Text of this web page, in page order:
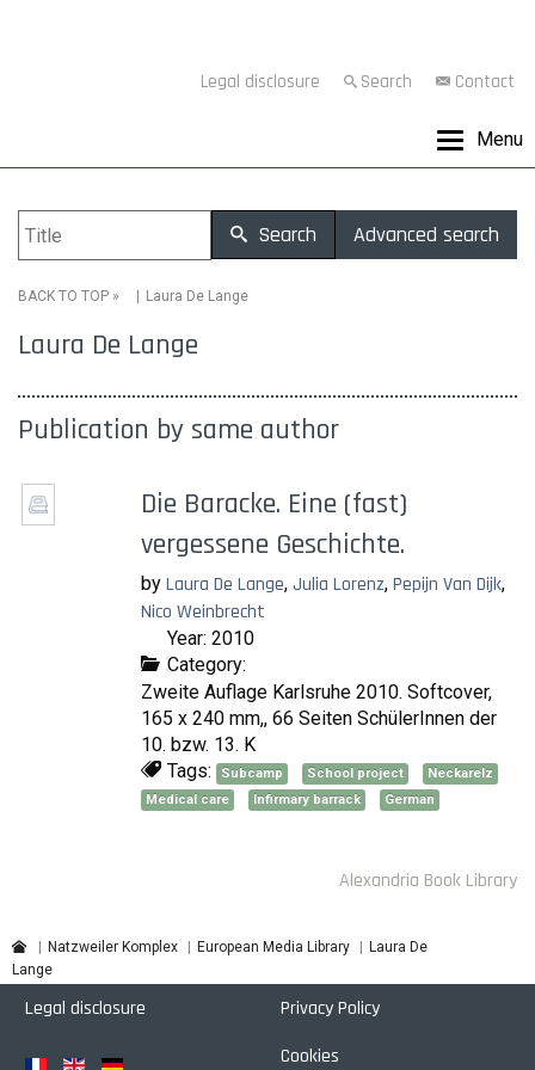
Legal disclosure Search Contact
Menu
Search Advanced search
BACK TO TOP » Laura De Lange
Laura De Lange
Publication by same author
Die Baracke. Eine (fast)
vergessene Geschichte.
by Laura De Lange, Julia Lorenz, Pepijn Van Dijk,
Nico Weinbrecht
Year: 2010
Category:
Zweite Auflage Karlsruhe 2010. Softcover,
165 x 240 mm,, 66 Seiten SchülerInnen der
10. bzw. 13. K
Tags:
Subcamp School project
Neckarelz
Medical care
Infirmary barrack German
Alexandria Book Library
Natzweiler Komplex European Media Library
Laura De
Lange
Legal disclosure
Privacy Policy
Cookies